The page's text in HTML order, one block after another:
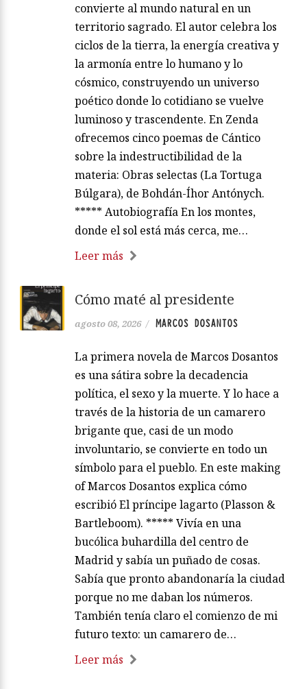
convierte al mundo natural en un
territorio sagrado. El autor celebra los
ciclos de la tierra, la energía creativa y
la armonía entre lo humano y lo
cósmico, construyendo un universo
poético donde lo cotidiano se vuelve
luminoso y trascendente. En Zenda
ofrecemos cinco poemas de Cántico
sobre la indestructibilidad de la
materia: Obras selectas (La Tortuga
Búlgara), de Bohdán-Íhor Antónych.
***** Autobiografía En los montes,
donde el sol está más cerca, me…
Leer más
Cómo maté al presidente
agosto 08, 2026 / MARCOS DOSANTOS
La primera novela de Marcos Dosantos
es una sátira sobre la decadencia
política, el sexo y la muerte. Y lo hace a
través de la historia de un camarero
brigante que, casi de un modo
involuntario, se convierte en todo un
símbolo para el pueblo. En este making
of Marcos Dosantos explica cómo
escribió El príncipe lagarto (Plasson &
Bartleboom). ***** Vivía en una
bucólica buhardilla del centro de
Madrid y sabía un puñado de cosas.
Sabía que pronto abandonaría la ciudad
porque no me daban los números.
También tenía claro el comienzo de mi
futuro texto: un camarero de…
Leer más